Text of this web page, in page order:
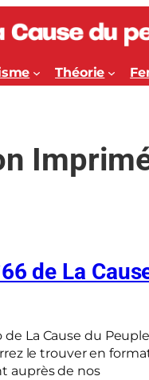
Théorie
de La
La Cause du Peuple
le trouver en
auprès de nos